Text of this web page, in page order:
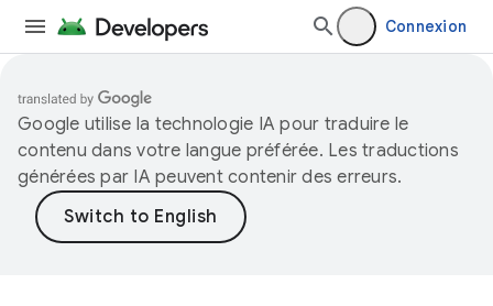
Connexion
Google utilise la technologie IA pour traduire le
contenu dans votre langue préférée. Les traductions
générées par IA peuvent contenir des erreurs.